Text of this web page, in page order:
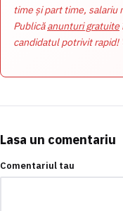
time și part time, salariu
Publicăanunturi gratuite
candidatul potrivit rapid!
Lasa un comentariu
Comentariul tau